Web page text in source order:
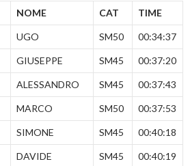
NOME CAT TIME
UGO SM50 00:34:37
GIUSEPPE SM45 00:37:20
ALESSANDRO SM45 00:37:43
MARCO SM50 00:37:53
SIMONE SM45 00:40:18
DAVIDE SM45 00:40:19